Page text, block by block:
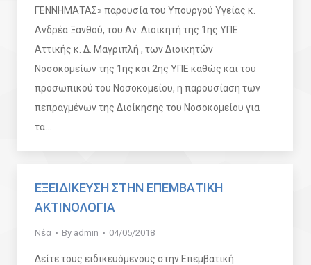
ΓΕΝΝΗΜΑΤΑΣ» παρουσία του Υπουργού Υγείας κ.
Ανδρέα Ξανθού, του Αν. Διοικητή της 1ης ΥΠΕ
Αττικής κ. Δ. Μαγριπλή , των Διοικητών
Νοσοκομείων της 1ης και 2ης ΥΠΕ καθώς και του
προσωπικού του Νοσοκομείου, η παρουσίαση των
πεπραγμένων της Διοίκησης του Νοσοκομείου για
τα…
ΕΞΕΙΔΙΚΕΥΣΗ ΣΤΗΝ ΕΠΕΜΒΑΤΙΚΗ
ΑΚΤΙΝΟΛΟΓΙΑ
Νέα By admin 04/05/2018
Δείτε τους ειδικευόμενους στην Επεμβατική